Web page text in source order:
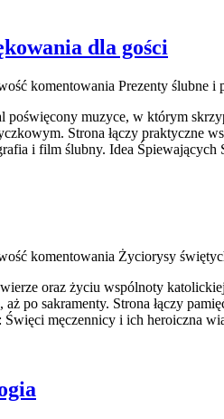
dla gości
komentowania Prezenty ślubne i
muzyce, w którym
Strona łączy
i film ślubny. Idea
komentowania Życiorysy
oraz życiu wspólnoty
po sakramenty. Strona łączy
Święci męczennicy i ich heroiczna